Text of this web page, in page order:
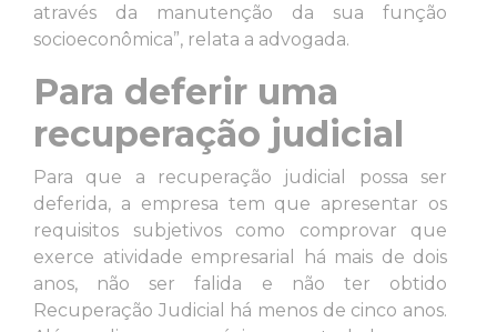
através da manutenção da sua função
socioeconômica”, relata a advogada.
Para deferir uma
recuperação judicial
Para que a recuperação judicial possa ser
deferida, a empresa tem que apresentar os
requisitos subjetivos como comprovar que
exerce atividade empresarial há mais de dois
anos, não ser falida e não ter obtido
Recuperação Judicial há menos de cinco anos.